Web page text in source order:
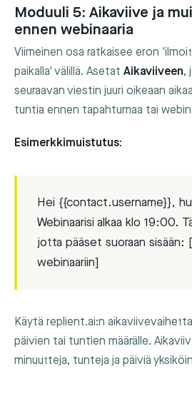
Moduuli 5: Aikaviive ja
ennen webinaaria
Viimeinen osa ratkaisee eron
paikalla' välillä. Asetat Aikaviiveen,
seuraavan viestin juuri oikeaan
tuntia ennen tapahtumaa tai
Esimerkkimuistutus:
Hei {{contact.username}},
Webinaarisi alkaa klo 19:00.
jotta pääset suoraan sisään:
webinaariin]
Käytä replient.ai:n
päivien tai tuntien määrälle.
minuutteja, tunteja ja päiviä